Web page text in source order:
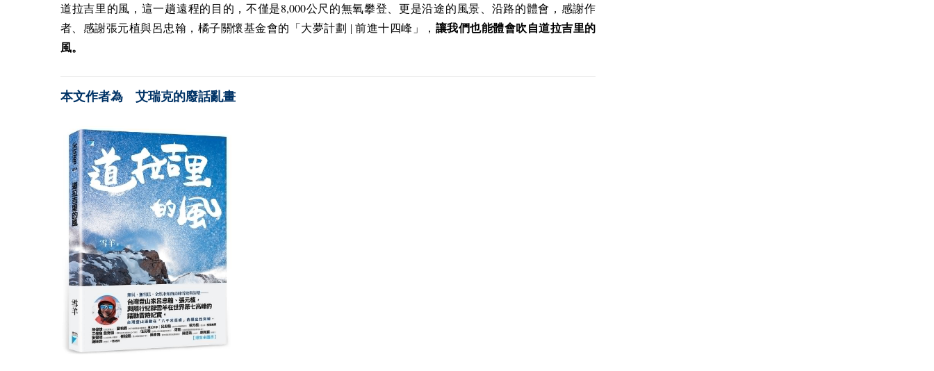
道拉吉里的風，這一趟遠程的目的，不僅是8,000公尺的無氧攀登、更是沿途的風景、沿路的體會，感謝作
者、感謝張元植與呂忠翰，橘子關懷基金會的「大夢計劃 | 前進十四峰」， 讓我們也能體會吹自道拉吉里的
風。
本文作者為 艾瑞克的廢話亂畫